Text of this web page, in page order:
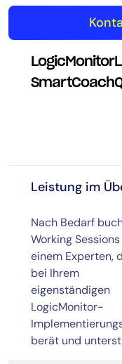
LogicMonitor
SmartCoach
Leistung im
Nach Bedarf
Working
einem Experten,
bei Ihrem
eigenständigen
LogicMonitor-
berät und